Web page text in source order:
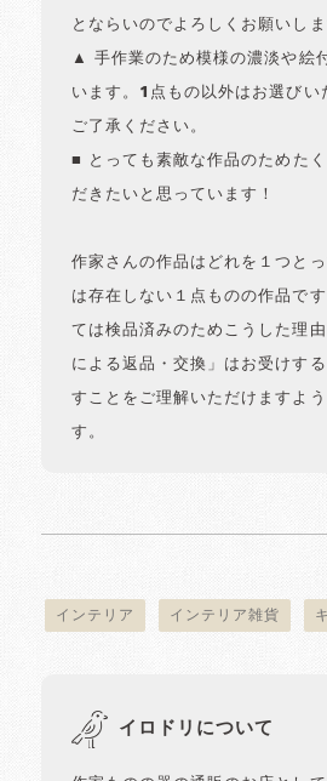
とならいのでよろしくお願いしま
▲ 手作業のため模様の濃淡や絵
います。1点もの以外はお選びい
ご了承ください。
■ とっても素敵な作品のためた
だきたいと思っています！
作家さんの作品はどれを１つと
は存在しない１点ものの作品で
ては検品済みのためこうした理
による返品・交換」はお受けす
すことをご理解いただけますよ
す。
インテリア インテリア雑貨
イロドリについて